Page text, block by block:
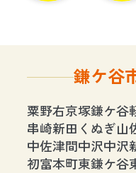
鎌ケ谷
粟野右京塚鎌ケ谷
串崎新田 くぬぎ山
中佐津間中沢中沢
初富本町東鎌ケ谷